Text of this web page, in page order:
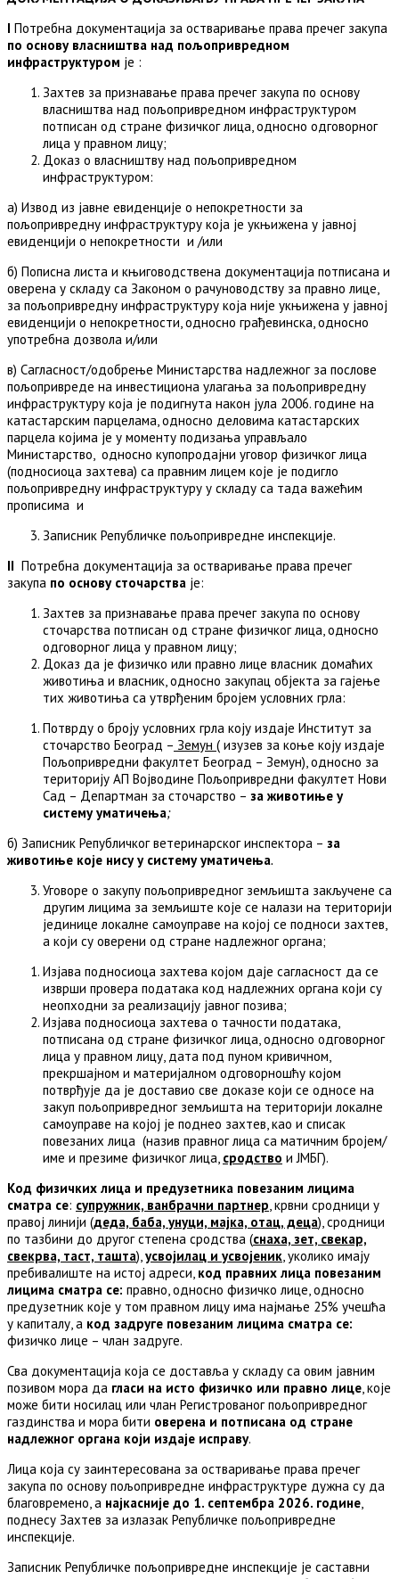
I Потребна документација за остваривање права пречег закупа
по основу власништва над пољопривредном
инфраструктуром je :
Захтев за признавање права пречег закупа по основу
власништва над пољопривредном инфраструктуром
потписан од стране физичког лица, односно одговорног
лица у правном лицу;
Доказ о власништву над пољопривредном
инфраструктуром:
а) Извод из јавне евиденције о непокретности за
пољопривредну инфраструктуру која је укњижена у јавној
евиденцији о непокретности и /или
б) Пописна листа и књиговодствена документација потписана и
оверена у складу са Законом о рачуноводству за правно лице,
за пољопривредну инфраструктуру која није укњижена у јавној
евиденцији о непокретности, односно грађевинска, односно
употребна дозвола и/или
в) Сагласност/одобрење Министарства надлежног за послове
пољопривреде на инвестициона улагања за пољопривредну
инфраструктуру која је подигнута након јула 2006. године на
катастарским парцелама, односно деловима катастарских
парцела којима је у моменту подизања управљало
Министарство, односно купопродајни уговор физичког лица
(подносиоца захтева) са правним лицем које је подигло
пољопривредну инфраструктуру у складу са тада важећим
прописима и
Записник Републичке пољопривредне инспекције.
II Потребна документација за остваривање права пречег
закупа по основу сточарства je:
Захтев за признавање права пречег закупа по основу
сточарства потписан од стране физичког лица, односно
одговорног лица у правном лицу;
Доказ да је физичко или правно лице власник домаћих
животиња и власник, односно закупац објекта за гајење
тих животиња са утврђеним бројем условних грла:
Потврду о броју условних грла коју издаје Институт за
сточарство Београд – Земун ( изузев за коње коју издаје
Пољопривредни факултет Београд – Земун), односно за
територију АП Војводине Пољопривредни факултет Нови
Сад – Департман за сточарство – за животиње у
систему уматичења;
б) Записник Републичког ветеринарског инспектора – за
животиње које нису у систему уматичења.
Уговоре о закупу пољопривредног земљишта закључене са
другим лицима за земљиште које се налази на територији
јединице локалне самоуправе на којој се подноси захтев,
а који су оверени од стране надлежног органа;
Изјава подносиоца захтева којом даје сагласност да се
изврши провера података код надлежних органа који су
неопходни за реализацију јавног позива;
Изјава подносиоца захтева о тачности података,
потписанa од стране физичког лица, односно одговорног
лица у правном лицу, дата под пуном кривичном,
прекршајном и материјалном одговорношћу којом
потврђује да је доставио све доказе који се односе на
закуп пољопривредног земљишта на територији локалне
самоуправе на којој је поднео захтев, као и списак
повезаних лица (назив правног лица са матичним бројем/
име и презиме физичког лица, сродство и ЈМБГ).
Код физичких лица и предузетника повезаним лицима
сматра се: супружник, ванбрачни партнер , крвни сродници у
правој линији (деда, баба, унуци, мајка, отац, деца), сродници
по тазбини до другог степена сродства (снаха, зет, свекар,
свекрва, таст, ташта), усвојилац и усвојеник , уколико имају
пребивалиште на истој адреси, код правних лица повезаним
лицима сматра се: правно, односно физичко лице, односно
предузетник које у том правном лицу има најмање 25% учешћа
у капиталу, а код задруге повезаним лицима сматра се:
физичко лице – члан задруге.
Сва документација која се доставља у складу са овим јавним
позивом мора да гласи на исто физичко или правно лице , које
може бити носилац или члан Регистрованог пољопривредног
газдинства и мора бити оверена и потписана од стране
надлежног органа који издаје исправу.
Лица која су заинтересована за остваривање права пречег
закупа по основу пољопривредне инфраструктуре дужна су да
благовремено, а најкасније до 1. септембра 2026. године
поднесу Захтев за излазак Републичке пољопривредне
инспекције.
Записник Републичке пољопривредне инспекције је саставни